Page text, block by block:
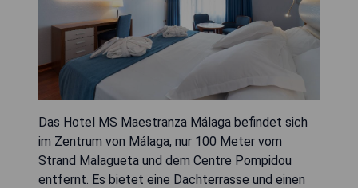
Das Hotel MS Maestranza Málaga befindet sich
im Zentrum von Málaga, nur 100 Meter vom
Strand Malagueta und dem Centre Pompidou
entfernt. Es bietet eine Dachterrasse und einen